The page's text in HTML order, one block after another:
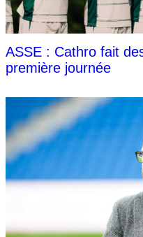
ASSE : Cathro fait
première journée